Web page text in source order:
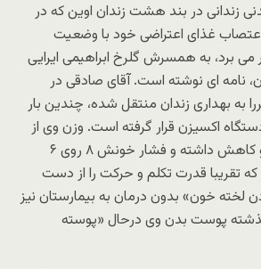
زندانی در بند هشت زندان اوین که در
غذای اعتراضی خود با وضعیت
برد، به همسرش گلرخ ابراهیمی ایرایی
نامه ای نوشته است. آقای صادقی در
به بهداری زندان منتقل شده، چندین بار
اکسیزن قرار گرفته است. وزن وی از
ابتدای اعتصاب ۱۸ کیلو کاهش داشته و فشار خونش ۸ روی ۶
تقریبا قدرت تکلم و حرکت را از دست
لخته خون» بدون درمان به بیمارستان نیز
پوست بدن وی درحال «پوسته